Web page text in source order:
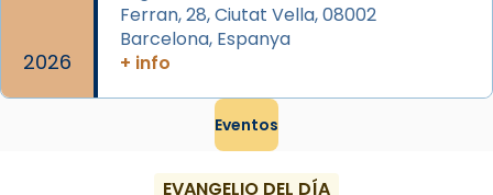
2026
Ferran, 28, Ciutat Vella, 08002
Barcelona, Espanya
+ info
Eventos
EVANGELIO DEL DÍA